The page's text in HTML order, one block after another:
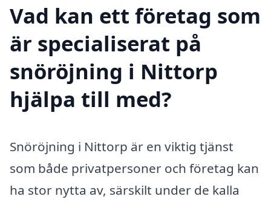
Vad kan ett företag som
är specialiserat på
snöröjning i Nittorp
hjälpa till med?
Snöröjning i Nittorp är en viktig tjänst
som både privatpersoner och företag kan
ha stor nytta av, särskilt under de kalla